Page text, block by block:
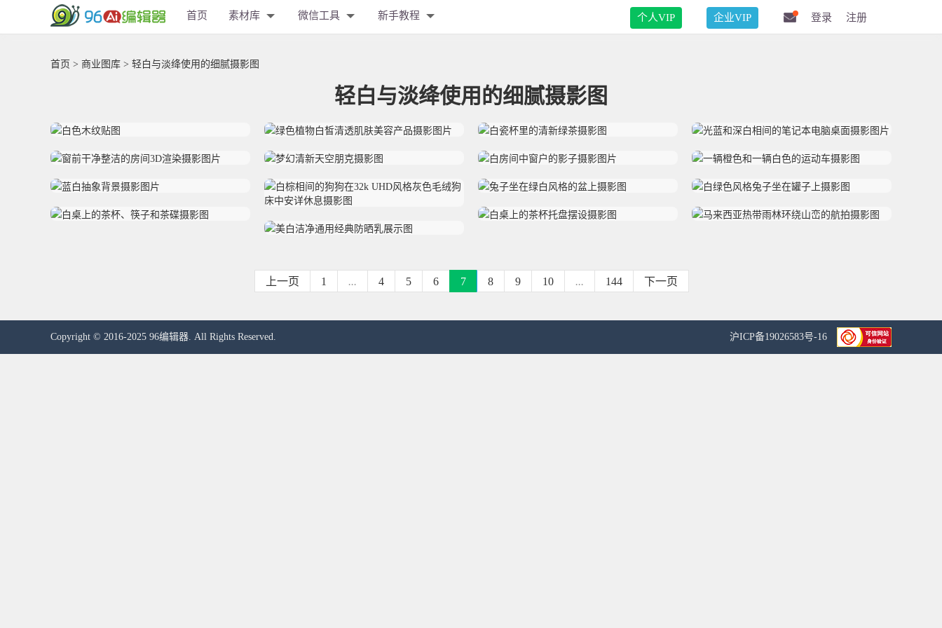
首页 素材库 微信工具 新手教程 个人VIP 企业VIP 登录 注册
首页 > 商业图库 > 轻白与淡绛使用的细腻摄影图
轻白与淡绛使用的细腻摄影图
上一页 1 ... 4 5 6 7 8 9 10 ... 144 下一页
Copyright © 2016-2025 96编辑器. All Rights Reserved. 沪ICP备19026583号-16